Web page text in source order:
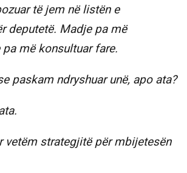
të jem në listën e
deputetë. Madje pa më
më konsultuar fare.
paskam ndryshuar unë, apo ata?
vetëm strategjitë për mbijetesën